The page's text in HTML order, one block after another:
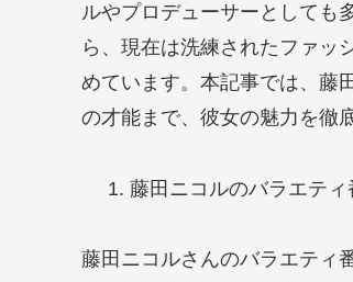
ルやプロデューサーとしても
ら、現在は洗練されたファッ
めています。本記事では、藤
の才能まで、彼女の魅力を徹
藤田ニコルのバラエテ
藤田ニコルさんのバラエティ